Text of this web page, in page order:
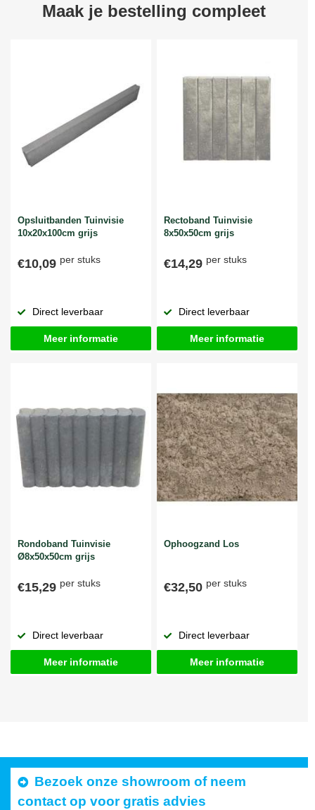
Maak je bestelling compleet
Opsluitbanden Tuinvisie
10x20x100cm grijs
€10,09 per stuks
Direct leverbaar
Meer informatie
Rectoband Tuinvisie
8x50x50cm grijs
€14,29 per stuks
Direct leverbaar
Meer informatie
Rondoband Tuinvisie
Ø8x50x50cm grijs
€15,29 per stuks
Direct leverbaar
Meer informatie
Ophoogzand Los
€32,50 per stuks
Direct leverbaar
Meer informatie
Bezoek onze showroom of neem
contact op voor gratis advies